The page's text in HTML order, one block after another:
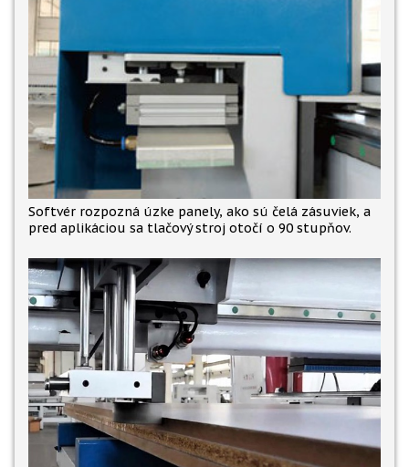
Softvér rozpozná úzke panely, ako sú čelá zásuviek, a
pred aplikáciou sa tlačový stroj otočí o 90 stupňov.